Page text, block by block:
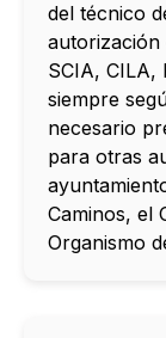
del técnico
SCIA, CILA,
siempre
necesario
para otras
Caminos, el
Organismo